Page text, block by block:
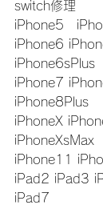
switch修理
iPhone5　
iPhone6
iPhone6sPlus
iPhone7
iPhone8Plus
iPhoneX
iPhoneXsMax
iPhone11
iPad2 iPad3
iPad7